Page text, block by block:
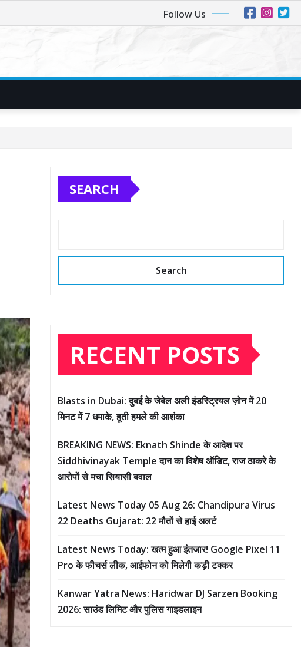
Follow Us
SEARCH
Search
RECENT POSTS
Blasts in Dubai: दुबई के जेबेल अली इंडस्ट्रियल ज़ोन में 20
मिनट में 7 धमाके, हूती हमले की आशंका
BREAKING NEWS: Eknath Shinde के आदेश पर
Siddhivinayak Temple दान का विशेष ऑडिट, राज ठाकरे के
आरोपों से मचा सियासी बवाल
Latest News Today 05 Aug 26: Chandipura Virus
22 Deaths Gujarat: 22 मौतों से हाई अलर्ट
Latest News Today: खत्म हुआ इंतजार! Google Pixel 11
Pro के फीचर्स लीक, आईफोन को मिलेगी कड़ी टक्कर
Kanwar Yatra News: Haridwar DJ Sarzen Booking
2026: साउंड लिमिट और पुलिस गाइडलाइन